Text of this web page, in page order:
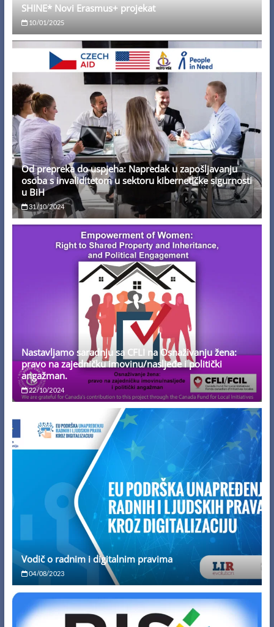
SHINE* Novi Erasmus+ projekat
10/01/2025
Od prepreka do uspjeha: Napredak u zapošljavanju
osoba s invaliditetom u sektoru kibernetičke sigurnosti
u BiH
31/10/2024
Nastavljamo saradnju sa CFLI na Osnaživanju žena:
pravo na zajedničku imovinu/nasljeđe i politički
angažman.
22/10/2024
Vodič o radnim i digitalnim pravima
04/08/2023